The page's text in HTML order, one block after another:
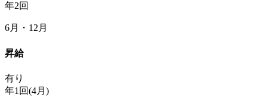
年2回
6月・12月
昇給
有り
年1回(4月)